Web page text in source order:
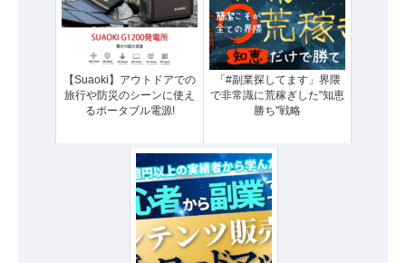
【Suaoki】アウトドアでの
旅行や防災のシーンに使え
るポータブル電源!
「#副業探してます」界隈
で非常識に荒稼ぎした"知恵
勝ち"戦略